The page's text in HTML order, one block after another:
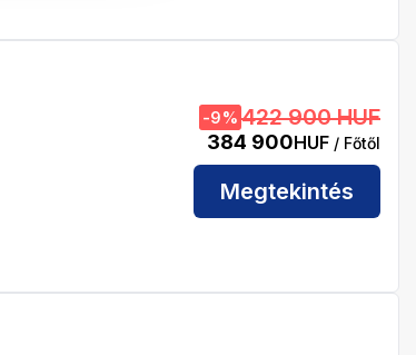
-9% 422 900 HUF
384 900HUF / Főtől
Megtekintés